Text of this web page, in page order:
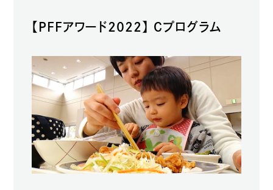
【PFFアワード2022】 Cプログラム